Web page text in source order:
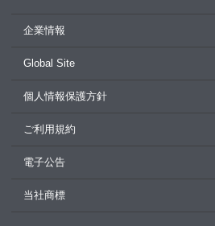
企業情報
Global Site
個人情報保護方針
ご利用規約
電子公告
当社商標